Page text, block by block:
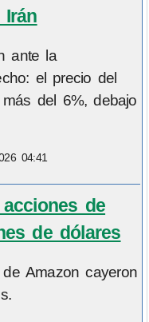
ante la
el precio del
del 6%, debajo
04:41
de
de dólares
Amazon cayeron